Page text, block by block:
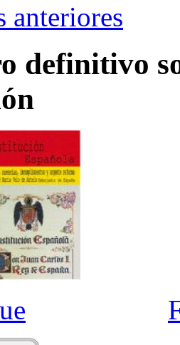
anteriores
definitivo